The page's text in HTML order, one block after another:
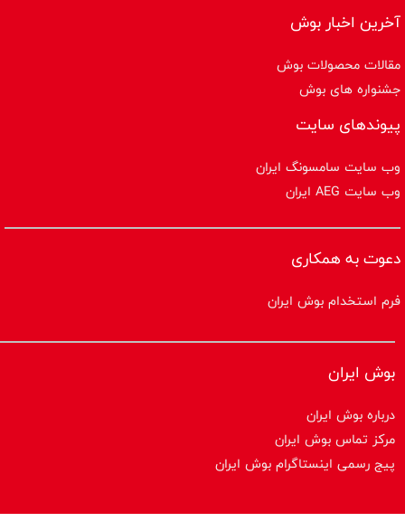
آخرین اخبار بوش
مقالات محصولات بوش
جشنواره های بوش
پیوندهای سایت
وب سایت سامسونگ ایران
وب سایت AEG ایران
دعوت به همکاری
فرم استخدام بوش ایران
بوش ایران
درباره بوش ایران
مرکز تماس بوش ایران
پیج رسمی اینستاگرام بوش ایران